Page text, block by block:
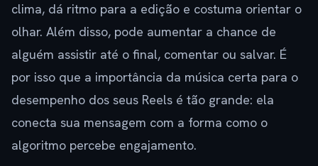
clima, dá ritmo para a edição e costuma orientar o
olhar. Além disso, pode aumentar a chance de
alguém assistir até o final, comentar ou salvar. É
por isso que a importância da música certa para o
desempenho dos seus Reels é tão grande: ela
conecta sua mensagem com a forma como o
algoritmo percebe engajamento.